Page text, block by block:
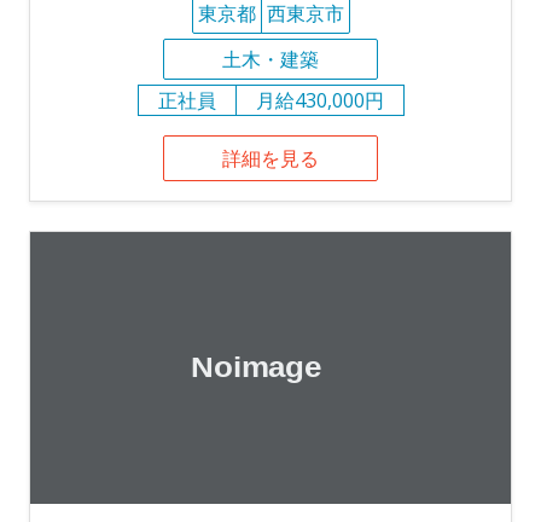
東京都 西東京市
土木・建築
正社員
月給430,000円
詳細を見る